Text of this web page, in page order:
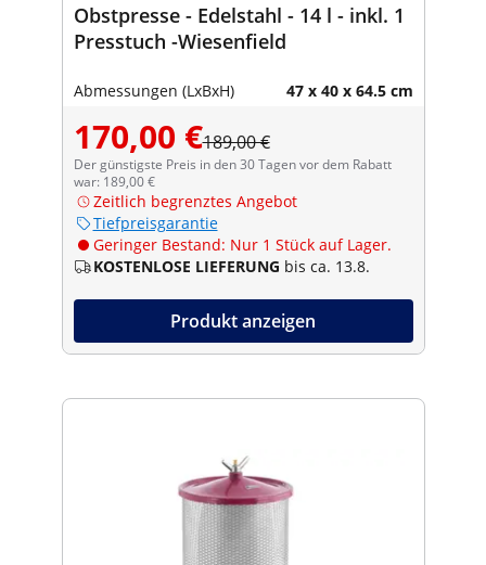
Obstpresse - Edelstahl - 14 l - inkl. 1
Presstuch -Wiesenfield
Abmessungen (LxBxH) 47 x 40 x 64.5 cm
170,00 €189,00 €
Der günstigste Preis in den 30 Tagen vor dem Rabatt
war: 189,00 €
Zeitlich begrenztes Angebot
Tiefpreisgarantie
Geringer Bestand: Nur 1 Stück auf Lager.
KOSTENLOSE LIEFERUNG bis ca. 13.8.
Produkt anzeigen